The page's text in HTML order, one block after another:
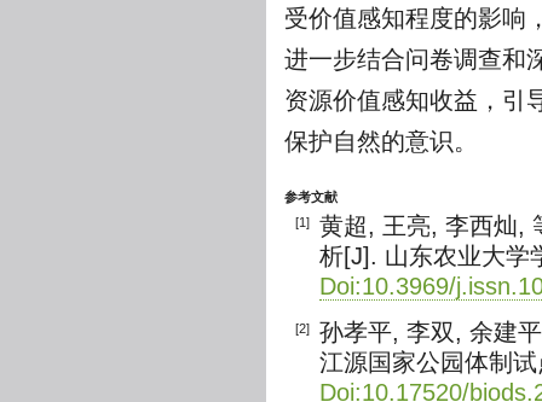
受价值感知程度的影响
进一步结合问卷调查和
资源价值感知收益，引
保护自然的意识。
参考文献
[1]
黄超, 王亮, 李西灿,
析[J]. 山东农业大学
Doi:10.3969/
[2]
孙孝平, 李双, 余建
江源国家公园体制
Doi:10.17520/